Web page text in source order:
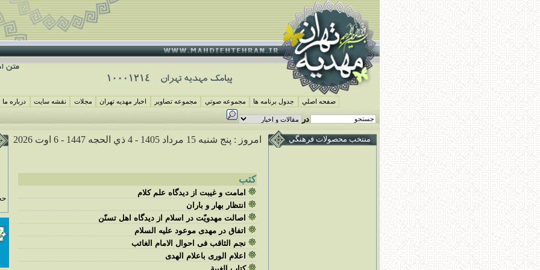
درباره ما نقشه سايت مجلات اخبار مهديه تهران مجموعه تصاوير مجموعه صوتي جدول برنامه ها صفحه اصلي
در
منتخب محصولات فرهنگي امروز : پنج شنبه 15 مرداد 1405 - 4 ذي الحجه 1447 - 6 اوت 2026
کتب
امامت و غيبت از ديدگاه علم كلام
انتظار بهار و باران
اصالت مهدويّت در اسلام از ديدگاه اهل تسنّن
اتفاق در مهدى موعود عليه السلام
نجم الثاقب فى احوال الامام الغائب
اعلام الورى باعلام الهدى